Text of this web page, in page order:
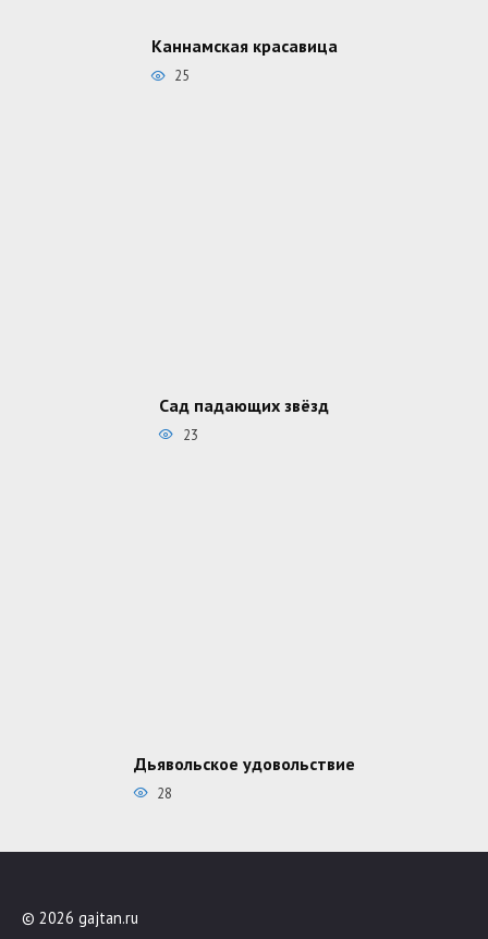
Каннамская красавица
25
Сад падающих звёзд
23
Дьявольское удовольствие
28
© 2026 gajtan.ru